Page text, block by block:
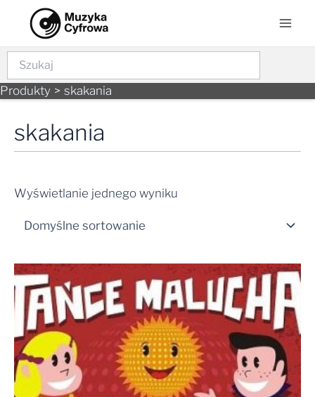
content
Szukaj
Produkty skakania
skakania
Wyświetlanie jednego wyniku